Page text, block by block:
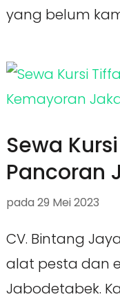
yang belum
Sewa
Pancoran
pada 29 Mei 2023
CV. Bintang
alat pesta dan
Jabodetabek.